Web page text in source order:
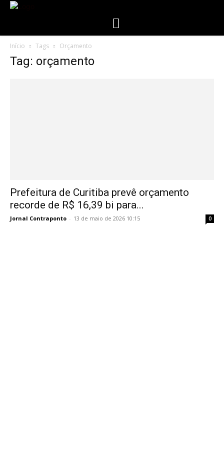
Início Tags Orçamento
Tag: orçamento
Prefeitura de Curitiba prevê orçamento
recorde de R$ 16,39 bi para...
Jornal Contraponto - 13 de maio de 2026 10:15 0